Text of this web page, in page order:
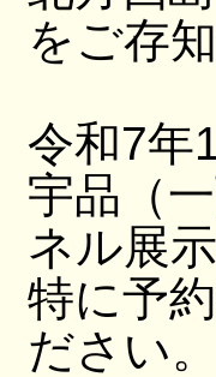
をご存
令和7年
宇品（
ネル展
特に予
ださい。